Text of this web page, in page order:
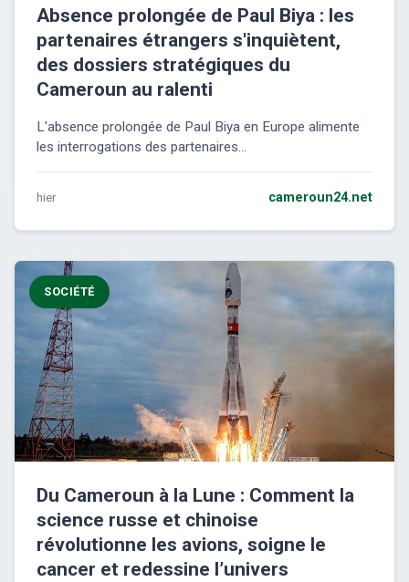
Absence prolongée de Paul Biya : les
partenaires étrangers s'inquiètent,
des dossiers stratégiques du
Cameroun au ralenti
L'absence prolongée de Paul Biya en Europe alimente
les interrogations des partenaires...
hier cameroun24.net
SOCIÉTÉ
Du Cameroun à la Lune : Comment la
science russe et chinoise
révolutionne les avions, soigne le
cancer et redessine l’univers